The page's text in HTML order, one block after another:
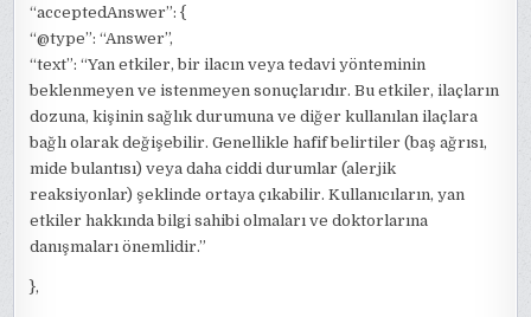
“acceptedAnswer”: {
“@type”: “Answer”,
“text”: “Yan etkiler, bir ilacın veya tedavi yönteminin
beklenmeyen ve istenmeyen sonuçlarıdır. Bu etkiler, ilaçların
dozuna, kişinin sağlık durumuna ve diğer kullanılan ilaçlara
bağlı olarak değişebilir. Genellikle hafif belirtiler (baş ağrısı,
mide bulantısı) veya daha ciddi durumlar (alerjik
reaksiyonlar) şeklinde ortaya çıkabilir. Kullanıcıların, yan
etkiler hakkında bilgi sahibi olmaları ve doktorlarına
danışmaları önemlidir.”
},